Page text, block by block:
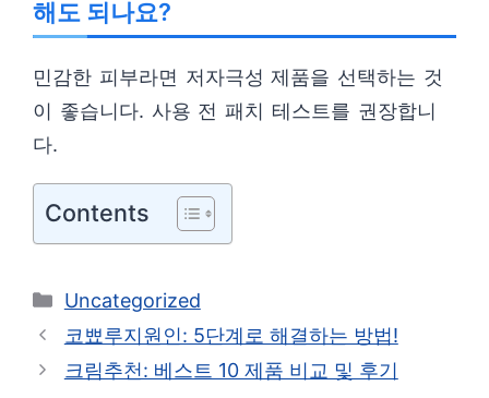
해도 되나요?
민감한 피부라면 저자극성 제품을 선택하는 것
이 좋습니다. 사용 전 패치 테스트를 권장합니
다.
Contents
카
테
리
Uncategorized
코뾰루지원인: 5단계로 해결하는 방법!
크림추천: 베스트 10 제품 비교 및 후기